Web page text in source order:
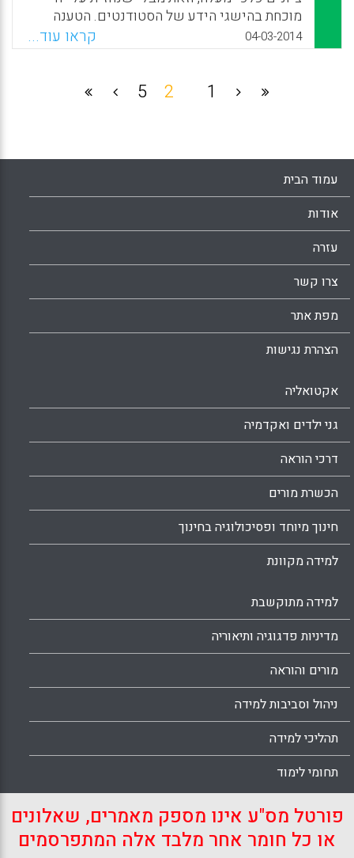
מוכחת בהישגי הידע של הסטודנטים. הטענה
העיקרית שמעלים חוקרים, אנשי אקדמיה
ומחנכים היא שציוני הסטודנטים באקדמיה
האחרונה, וזאת כאשר אין הוכחות חותכות לכך
04-03-2014 קראו עוד...
1
2
5
עמוד הבית
אודות
עזרה
צרו קשר
מפת אתר
הצהרת נגישות
אקטואליה
גני ילדים ואקדמיה
דרכי הוראה
הכשרת מורים
חינוך מיוחד ופסיכולוגיה בחינוך
למידה מקוונת
למידה מתוקשבת
מדיניות פדגוגיה ותיאוריה
מורים והוראה
ניהול וסביבות למידה
תהליכי למידה
תחומי לימוד
פורטל מס"ע אינו מספק מאמרים, שאלונים
או כל חומר אחר מלבד אלה המתפרסמים